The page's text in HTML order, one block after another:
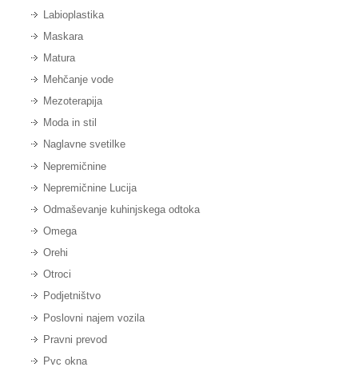
Labioplastika
Maskara
Matura
Mehčanje vode
Mezoterapija
Moda in stil
Naglavne svetilke
Nepremičnine
Nepremičnine Lucija
Odmaševanje kuhinjskega odtoka
Omega
Orehi
Otroci
Podjetništvo
Poslovni najem vozila
Pravni prevod
Pvc okna